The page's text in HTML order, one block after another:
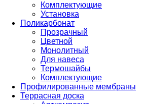
Комплектующие
Установка
Поликарбонат
Прозрачный
Цветной
Монолитный
Для навеса
Термошайбы
Комплектующие
Профилированные мембраны
Террасная доска